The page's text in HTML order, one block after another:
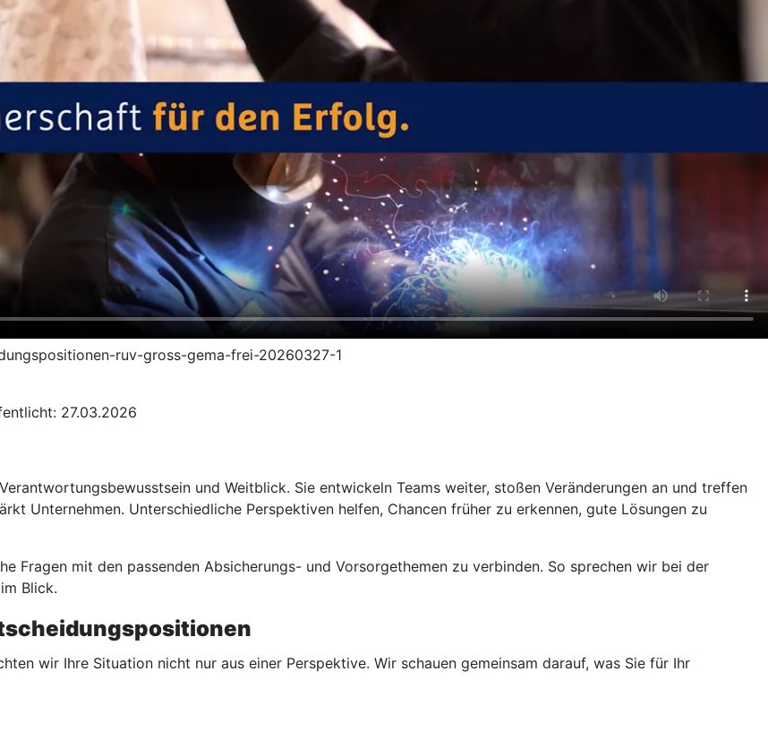
ruv-gross-gema-frei-20260327-1
27.03.2026
und Weitblick. Sie entwickeln Teams weiter, stoßen Veränderungen an und treffen
Unternehmen. Unterschiedliche Perspektiven helfen, Chancen früher zu erkennen, gute Lösungen zu
Fragen mit den passenden Absicherungs- und Vorsorgethemen zu verbinden. So sprechen wir bei der
Blick.
wir Ihre Situation nicht nur aus einer Perspektive. Wir schauen gemeinsam darauf, was Sie für Ihr